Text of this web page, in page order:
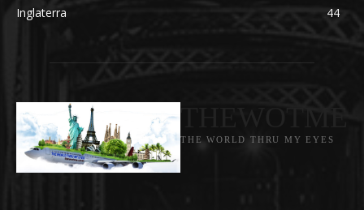
Inglaterra
44
THE WORLD THRU MY EYES